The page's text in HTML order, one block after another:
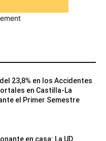
23,8% en los Accidentes
en Castilla-La
el Primer Semestre
en casa: La UD